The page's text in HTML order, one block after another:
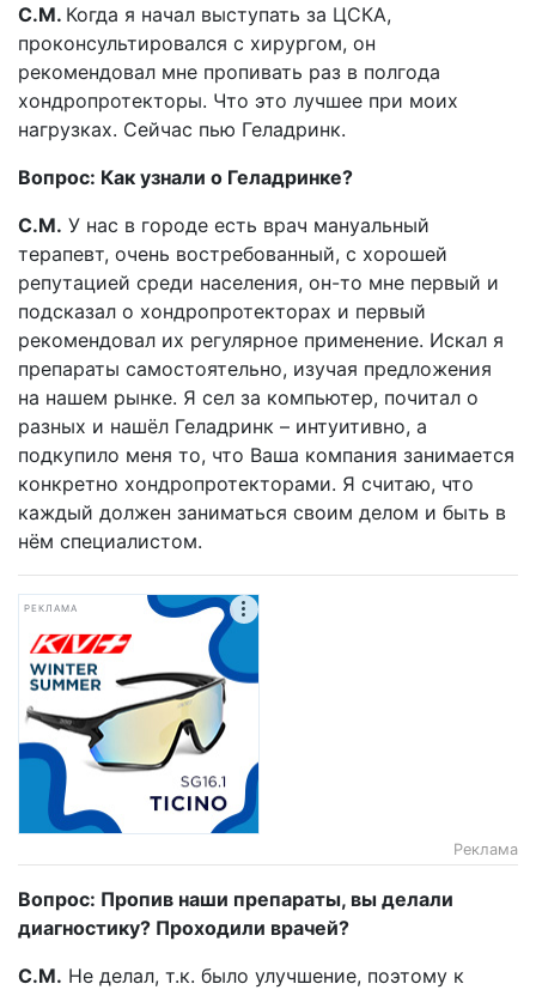
С.М. Когда я начал выступать за ЦСКА,
проконсультировался с хирургом, он
рекомендовал мне пропивать раз в полгода
хондропротекторы. Что это лучшее при моих
нагрузках. Сейчас пью Геладринк.
Вопрос: Как узнали о Геладринке?
С.М. У нас в городе есть врач мануальный
терапевт, очень востребованный, с хорошей
репутацией среди населения, он-то мне первый и
подсказал о хондропротекторах и первый
рекомендовал их регулярное применение. Искал я
препараты самостоятельно, изучая предложения
на нашем рынке. Я сел за компьютер, почитал о
разных и нашёл Геладринк – интуитивно, а
подкупило меня то, что Ваша компания занимается
конкретно хондропротекторами. Я считаю, что
каждый должен заниматься своим делом и быть в
нём специалистом.
РЕКЛАМА
Реклама
Вопрос: Пропив наши препараты, вы делали
диагностику? Проходили врачей?
С.М. Не делал, т.к. было улучшение, поэтому к